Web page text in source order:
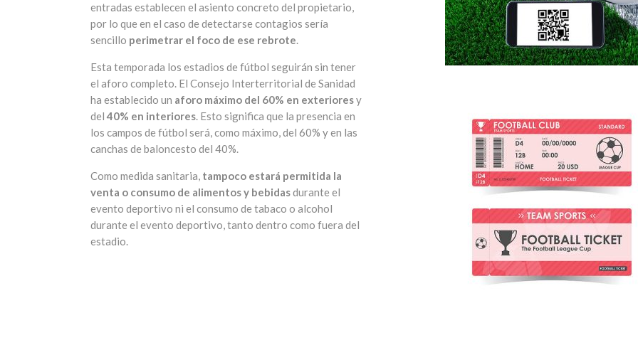
entradas establecen el asiento concreto del propietario,
por lo que en el caso de detectarse contagios sería
sencillo perimetrar el foco de ese rebrote.
Esta temporada los estadios de fútbol seguirán sin tener
el aforo completo. El Consejo Interterritorial de Sanidad
ha establecido un aforo máximo del 60% en exterioresy
del 40% en interiores. Esto significa que la presencia en
los campos de fútbol será, como máximo, del 60% y en las
canchas de baloncesto del 40%.
Como medida sanitaria, tampoco estará permitida la
venta o consumo de alimentos y bebidasdurante el
evento deportivo ni el consumo de tabaco o alcohol
durante el evento deportivo, tanto dentro como fuera del
estadio.